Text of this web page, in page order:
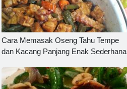
Cara Memasak Oseng Tahu Tempe
dan Kacang Panjang Enak Sederhana